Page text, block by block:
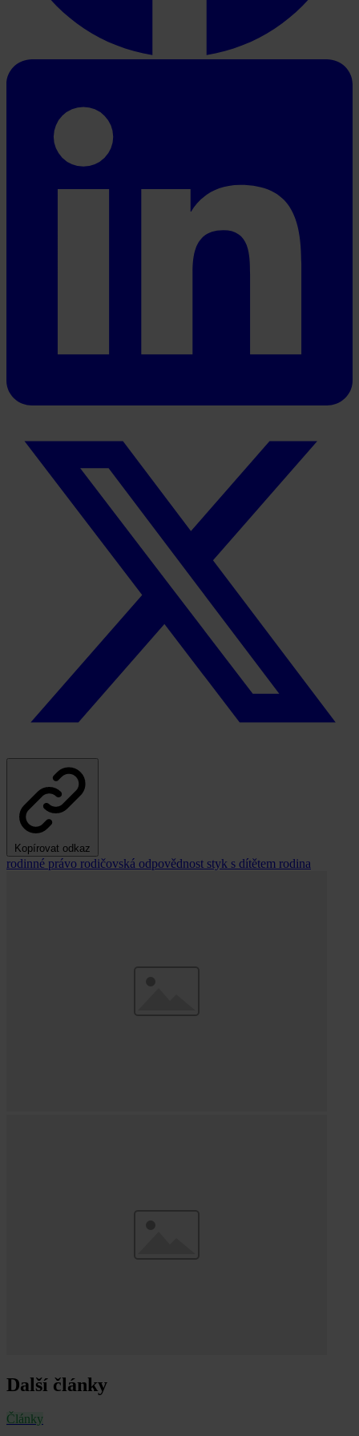
Kopírovat odkaz
rodinné právo rodičovská odpovědnost styk s dítětem rodina
Další články
Články